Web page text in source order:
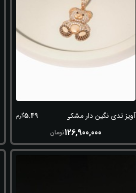
آویز تدی نگین دار مشکی 5.49گرم
126,900,000تومان